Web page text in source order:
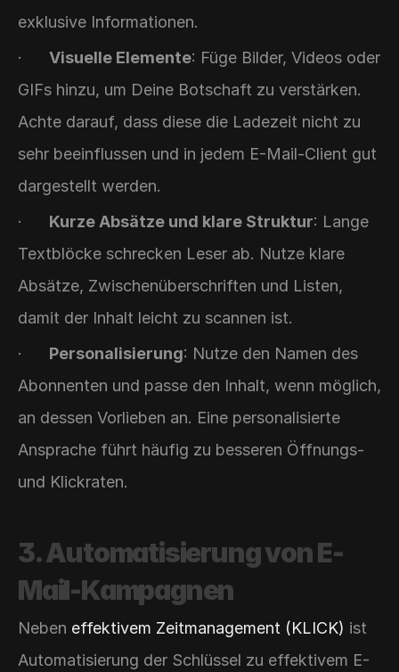
exklusive Informationen.
· Visuelle Elemente: Füge Bilder, Videos oder
GIFs hinzu, um Deine Botschaft zu verstärken.
Achte darauf, dass diese die Ladezeit nicht zu
sehr beeinflussen und in jedem E-Mail-Client gut
dargestellt werden.
· Kurze Absätze und klare Struktur: Lange
Textblöcke schrecken Leser ab. Nutze klare
Absätze, Zwischenüberschriften und Listen,
damit der Inhalt leicht zu scannen ist.
· Personalisierung: Nutze den Namen des
Abonnenten und passe den Inhalt, wenn möglich,
an dessen Vorlieben an. Eine personalisierte
Ansprache führt häufig zu besseren Öffnungs-
und Klickraten.
3. Automatisierung von E-
Mail-Kampagnen
Neben effektivem Zeitmanagement (KLICK) ist
Automatisierung der Schlüssel zu effektivem E-